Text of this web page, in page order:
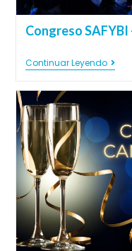
Congreso SAFYBI
Continuar Leyendo